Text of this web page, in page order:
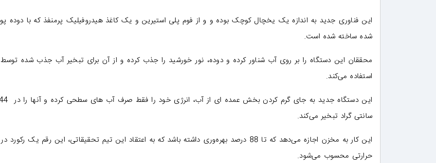
این فناوری جدید به اندازه یک یخچال کوچک بوده و و از فوم پلی استیرین و یک کاغذ هیدروفیلیک پرمنفذ که با دوده
شده ساخته شده است.
محققان این دستگاه را بر روی آب شناور کرده و دوده، نور خورشید را جذب کرده و از آن برای تبخیر آب جذب شده
استفاده می‌کند.
سانتی گراد تبخیر می‌کند.
این کار به مخزن اجازه می‌دهد که تا 88 درصد بهره‌وری داشته باشد که به اعتقاد این تیم تحقیقاتی، این رقم یک رکورد
حرارتی محسوب می‌شود.